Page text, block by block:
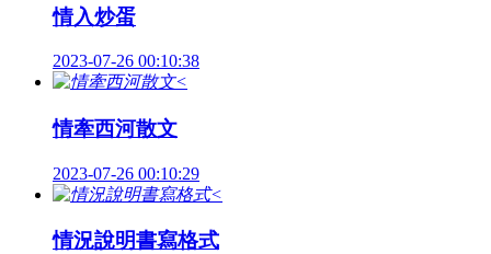
情入炒蛋
2023-07-26 00:10:38
<
情牽西河散文
2023-07-26 00:10:29
<
情況說明書寫格式